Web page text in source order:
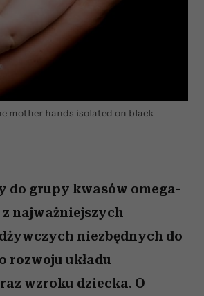
mother hands isolated on black
do grupy kwasów omega-
z najważniejszych
niezbędnych do
rozwoju układu
wzroku dziecka. O